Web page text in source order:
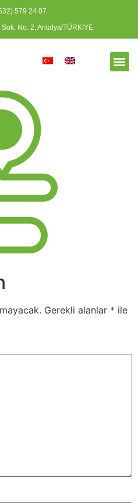
579 24 07
Sok. No: 2, Antalya/TÜRKİYE
Gerekli alanlar * ile